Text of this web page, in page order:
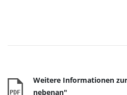
PDF
Weitere Informationen
nebenan"